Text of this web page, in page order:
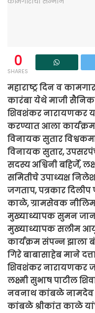
0
SHARES
महाराष्ट्र दिन व
कारंबा येथे माजी
शिवशंकर नारायणकर
करण्यात आला
विनायक सुतार
विनायक सुतार,
सदस्य अश्विनी बहिर्जे,
समितीचे उपाध्यक्ष
जगताप, पत्रकार दिलीप
काळे, ग्रामसेवक
मुख्याध्यापक सुमन
मुख्याध्यापक सलीम
कार्यक्रम संपन्न झाला
गिरे बाबासाहेब माने
शिवशंकर नारायणकर
लक्ष्मी सुभाष पाटील
नवनाथ कांबळे नामदेव
कांबळे श्रीकांत काळे